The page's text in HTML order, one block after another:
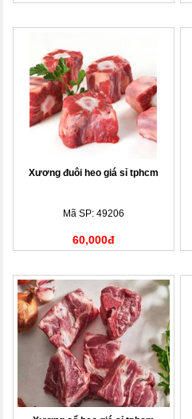
Xương đuôi heo giá sỉ tphcm
Mã SP: 49206
60,000đ